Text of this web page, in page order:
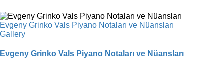
Evgeny Grinko Vals Piyano Notaları ve Nüansları
Gallery
Evgeny Grinko Vals Piyano Notaları ve Nüansları